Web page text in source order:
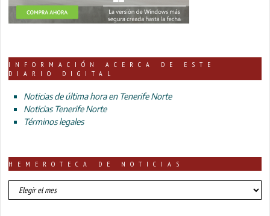
INFORMACIÓN ACERCA DE ESTE
DIARIO DIGITAL
Noticias de última hora en Tenerife Norte
Noticias Tenerife Norte
Términos legales
HEMEROTECA DE NOTICIAS
HEMEROTECA
DE